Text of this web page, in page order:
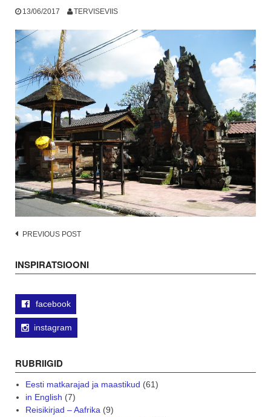
13/06/2017 TERVISEVIIS
Post
PREVIOUS POST
INSPIRATSIOONI
facebook
instagram
RUBRIIGID
Eesti matkarajad ja maastikud (61)
in English (7)
Reisikirjad – Aafrika (9)